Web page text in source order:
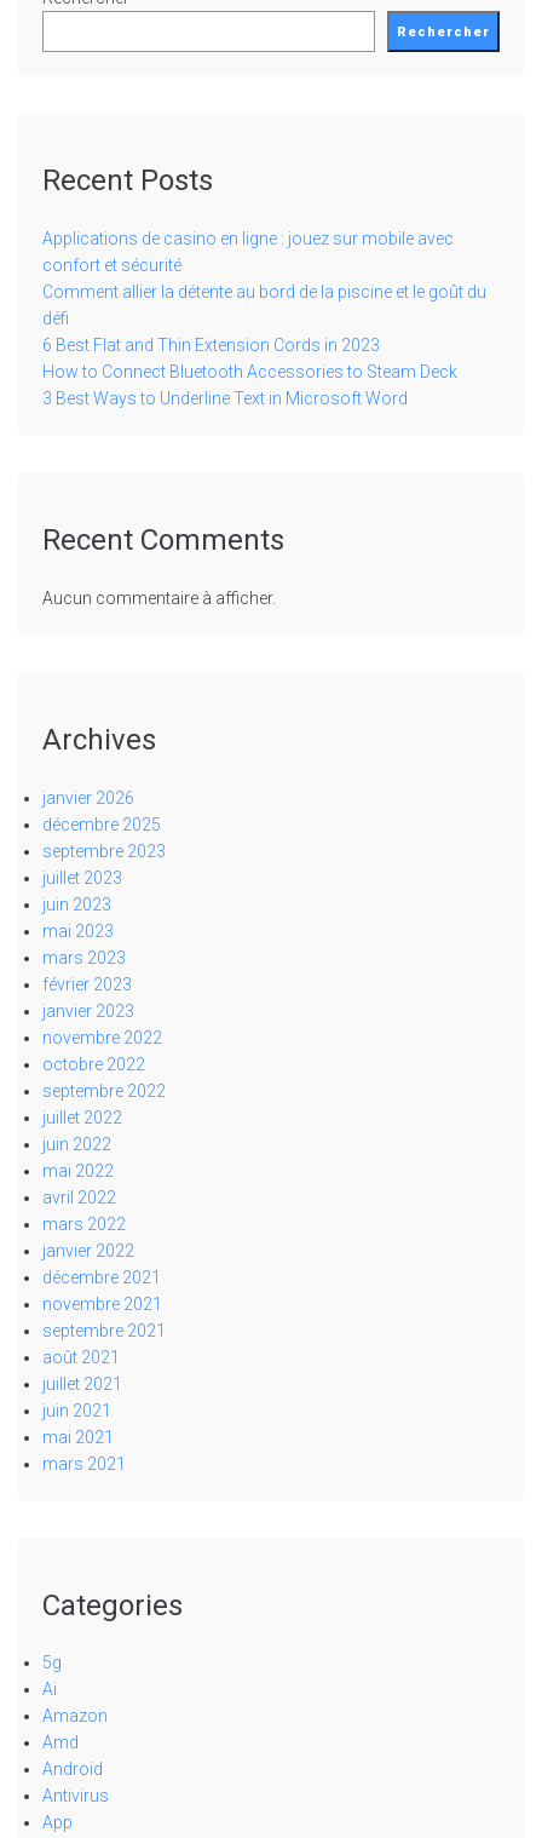
Rechercher
Recent Posts
Applications de casino en ligne : jouez sur mobile avec
confort et sécurité
Comment allier la détente au bord de la piscine et le goût du
défi
6 Best Flat and Thin Extension Cords in 2023
How to Connect Bluetooth Accessories to Steam Deck
3 Best Ways to Underline Text in Microsoft Word
Recent Comments
Aucun commentaire à afficher.
Archives
janvier 2026
décembre 2025
septembre 2023
juillet 2023
juin 2023
mai 2023
mars 2023
février 2023
janvier 2023
novembre 2022
octobre 2022
septembre 2022
juillet 2022
juin 2022
mai 2022
avril 2022
mars 2022
janvier 2022
décembre 2021
novembre 2021
septembre 2021
août 2021
juillet 2021
juin 2021
mai 2021
mars 2021
Categories
5g
Ai
Amazon
Amd
Android
Antivirus
App